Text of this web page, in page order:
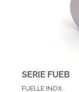
SERIE FUEB
FUELLE INOX.